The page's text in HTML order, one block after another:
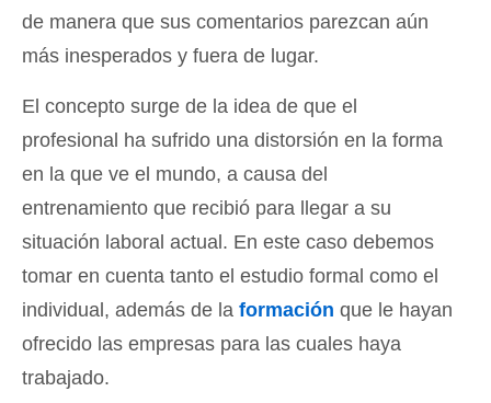
de manera que sus comentarios parezcan aún
más inesperados y fuera de lugar.
El concepto surge de la idea de que el
profesional ha sufrido una distorsión en la forma
en la que ve el mundo, a causa del
entrenamiento que recibió para llegar a su
situación laboral actual. En este caso debemos
tomar en cuenta tanto el estudio formal como el
individual, además de la formación que le hayan
ofrecido las empresas para las cuales haya
trabajado.